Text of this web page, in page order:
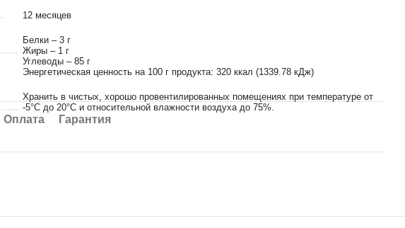
12 месяцев
Белки – 3 г
Жиры – 1 г
Углеводы – 85 г
Энергетическая ценность на 100 г продукта: 320 ккал (1339.78 кДж)
Хранить в чистых, хорошо провентилированных помещениях при температуре от
-5°C до 20°C и относительной влажности воздуха до 75%.
Оплата Гарантия